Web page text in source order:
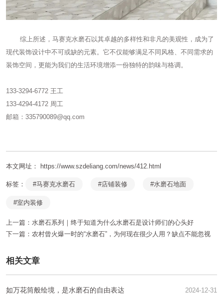
综上所述，马赛克水磨石以其卓越的多样性和非凡的美观性，成为了
现代装饰设计中不可或缺的元素。它不仅能够满足不同风格、不同需求的
装饰空间，更能为我们的生活环境增添一份独特的韵味与格调。
133-3294-6772 王工
133-4294-4172 周工
邮箱：335790089@qq.com
本文网址： https://www.szdeliang.com/news/412.html
标签： #马赛克水磨石 #店铺装修 #水磨石地面
#室内装修
上一篇： 水磨石系列｜终于知道为什么水磨石是设计师们的心头好
下一篇： 农村曾火爆一时的“水磨石”，为何现在很少人用？缺点不能忽视
相关文章
2024-12-31
如万花筒般绘境，是水磨石的自由表达